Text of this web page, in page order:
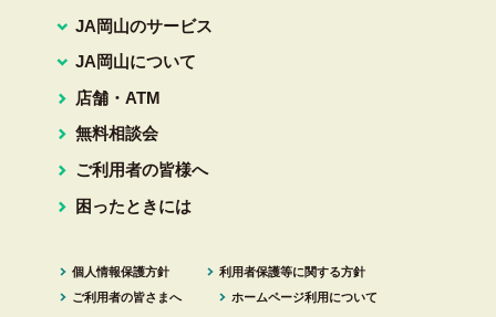
JA岡山のサービス
JA岡山について
店舗・ATM
無料相談会
ご利用者の皆様へ
困ったときには
個人情報保護方針
利用者保護等に関する方針
ご利用者の皆さまへ
ホームページ利用について